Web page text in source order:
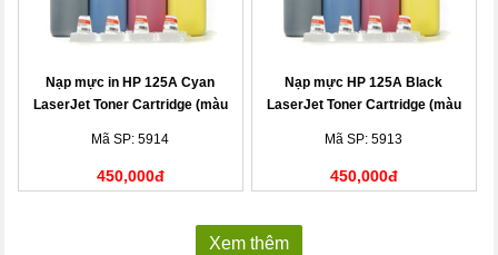
Nạp mực in HP 125A Cyan
LaserJet Toner Cartridge (màu
Mã SP: 5914
450,000đ
Nạp mực HP 125A Black
LaserJet Toner Cartridge (màu
Mã SP: 5913
450,000đ
Xem thêm